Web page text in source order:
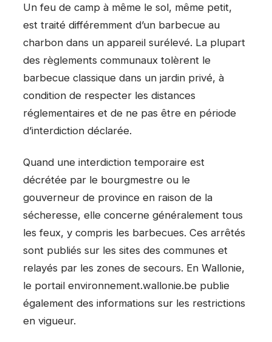
Un feu de camp à même le sol, même petit,
est traité différemment d’un barbecue au
charbon dans un appareil surélevé. La plupart
des règlements communaux tolèrent le
barbecue classique dans un jardin privé, à
condition de respecter les distances
réglementaires et de ne pas être en période
d’interdiction déclarée.
Quand une interdiction temporaire est
décrétée par le bourgmestre ou le
gouverneur de province en raison de la
sécheresse, elle concerne généralement tous
les feux, y compris les barbecues. Ces arrêtés
sont publiés sur les sites des communes et
relayés par les zones de secours. En Wallonie,
le portail environnement.wallonie.be publie
également des informations sur les restrictions
en vigueur.